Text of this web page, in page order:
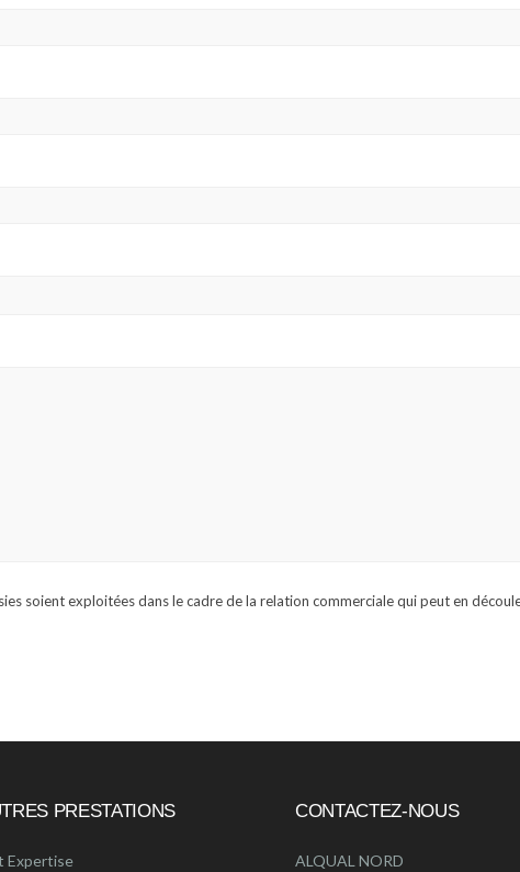
soient exploitées dans le cadre de la relation commerciale qui peut en
PRESTATIONS
Expertise
CONTACTEZ-NOUS
ALQUAL NORD